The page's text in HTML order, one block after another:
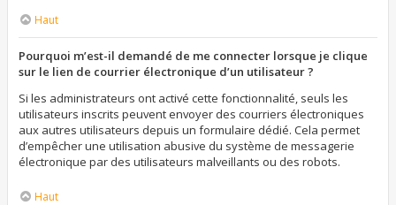
Haut
Pourquoi m’est-il demandé de me connecter lorsque je clique
sur le lien de courrier électronique d’un utilisateur ?
Si les administrateurs ont activé cette fonctionnalité, seuls les
utilisateurs inscrits peuvent envoyer des courriers électroniques
aux autres utilisateurs depuis un formulaire dédié. Cela permet
d’empêcher une utilisation abusive du système de messagerie
électronique par des utilisateurs malveillants ou des robots.
Haut